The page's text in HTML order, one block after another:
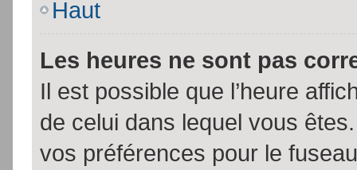
Haut
Les heures ne sont pas
Il est possible que l’heure
de celui dans lequel vous
vos préférences pour le